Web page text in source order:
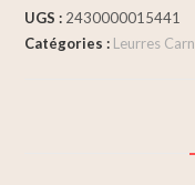
UGS : 2430000015441
Catégories : Leurres